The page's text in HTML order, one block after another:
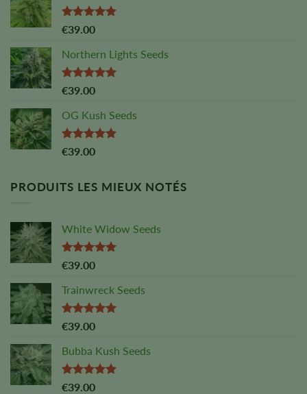
Note :
€39.00
Northern Lights Seeds
Note :
€39.00
OG Kush Seeds
Note :
€39.00
PRODUITS LES MIEUX NOTÉS
White Widow Seeds
Note :
€39.00
Trainwreck Seeds
Note :
€39.00
Bubba Kush Seeds
Note :
€39.00